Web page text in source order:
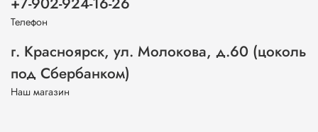
Телефон
г. Красноярск, ул. Молокова, д.60 (цоколь
под Сбербанком)
Наш магазин